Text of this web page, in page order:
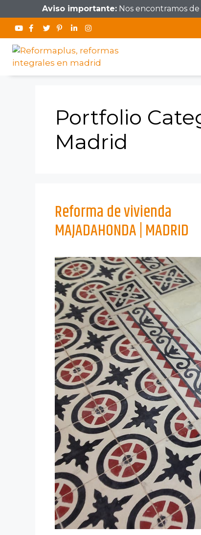
Aviso importante:Nos encontramos de
Portfolio
Madrid
Reforma de vivienda
MAJADAHONDA | MADRID